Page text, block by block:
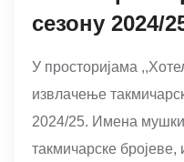
сезону 2024/
У просторијама
извлачење
2024/25. Имена
такмичарске бројеве,